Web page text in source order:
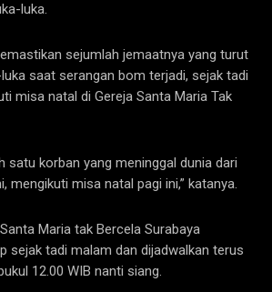
luka.
sejumlah jemaatnya yang turut
saat serangan bom terjadi, sejak tadi
misa natal di Gereja Santa Maria Tak
satu korban yang meninggal dunia dari
mengikuti misa natal pagi ini,” katanya.
Maria tak Bercela Surabaya
sejak tadi malam dan dijadwalkan terus
12.00 WIB nanti siang.